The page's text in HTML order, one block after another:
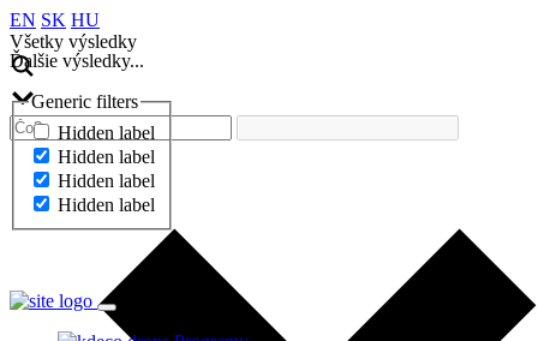
EN SK HU
Všetky výsledky
Ďalšie výsledky...
Generic filters
Hidden label
Hidden label
Hidden label
Hidden label
Ďalšie výsledky...